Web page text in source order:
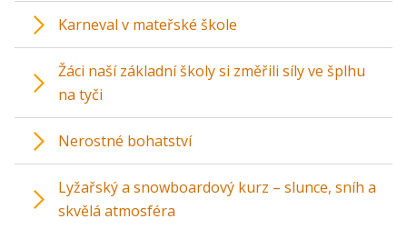
Karneval v mateřské škole
Žáci naší základní školy si změřili síly ve šplhu
na tyči
Nerostné bohatství
Lyžařský a snowboardový kurz – slunce, sníh a
skvělá atmosféra